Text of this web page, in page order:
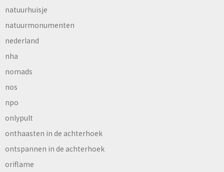
natuurhuisje
natuurmonumenten
nederland
nha
nomads
nos
npo
onlypult
onthaasten in de achterhoek
ontspannen in de achterhoek
oriflame